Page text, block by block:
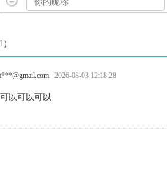
1 ）
2026-08-03 12:18:28
可以可以可以